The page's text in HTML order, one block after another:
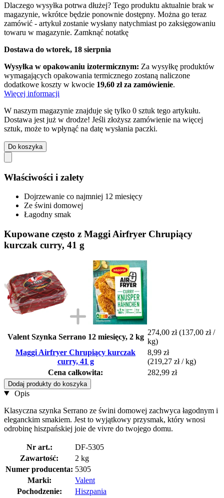
Dlaczego wysyłka potrwa dłużej? Tego produktu aktualnie brak w
magazynie, wkrótce będzie ponownie dostępny. Można go teraz
zamówić - artykuł zostanie wysłany natychmiast po zaksięgowaniu
towaru w magazynie. Zamknąć notatkę
Dostawa do wtorek, 18 sierpnia
Wysyłka w opakowaniu izotermicznym: Za wysyłkę produktów
wymagających opakowania termicznego zostaną naliczone
dodatkowe koszty w kwocie 19,60 zł za zamówienie.
Więcej informacji
W naszym magazynie znajduje się tylko 0 sztuk tego artykułu.
Dostawa jest już w drodze! Jeśli złożysz zamówienie na więcej
sztuk, może to wpłynąć na datę wysłania paczki.
Do koszyka
Właściwości i zalety
Dojrzewanie co najmniej 12 miesięcy
Ze świni domowej
Łagodny smak
Kupowane często z Maggi Airfryer Chrupiący
kurczak curry, 41 g
Valent Szynka Serrano 12 miesięcy, 2 kg
274,00 zł (137,00 zł /
kg)
Maggi Airfryer Chrupiący kurczak
curry, 41 g
8,99 zł
(219,27 zł / kg)
Cena całkowita:
282,99 zł
Dodaj produkty do koszyka
Opis
Klasyczna szynka Serrano ze świni domowej zachwyca łagodnym i
eleganckim smakiem. Jest to wyjątkowy przysmak, który wnosi
odrobinę hiszpańskiej joie de vivre do twojego domu.
Nr art.:
DF-5305
Zawartość:
2 kg
Numer producenta: 5305
Marki:
Valent
Pochodzenie:
Hiszpania